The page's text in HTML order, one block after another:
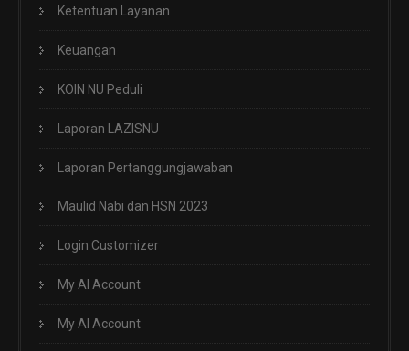
Ketentuan Layanan
Keuangan
KOIN NU Peduli
Laporan LAZISNU
Laporan Pertanggungjawaban
Maulid Nabi dan HSN 2023
Login Customizer
My AI Account
My AI Account